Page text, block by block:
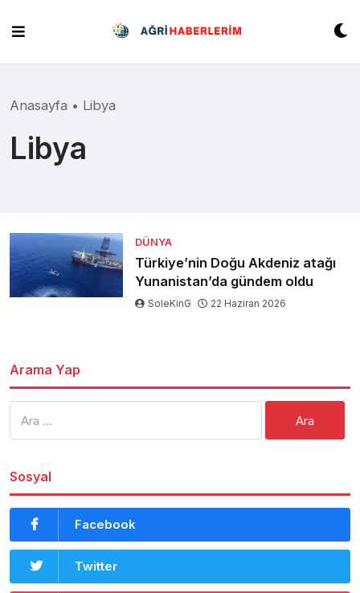
content
Anasayfa • Libya
Libya
DÜNYA
Türkiye’nin Doğu Akdeniz atağı
Yunanistan’da gündem oldu
SoleKinG 22 Haziran 2026
Arama Yap
Sosyal
Facebook
Twitter